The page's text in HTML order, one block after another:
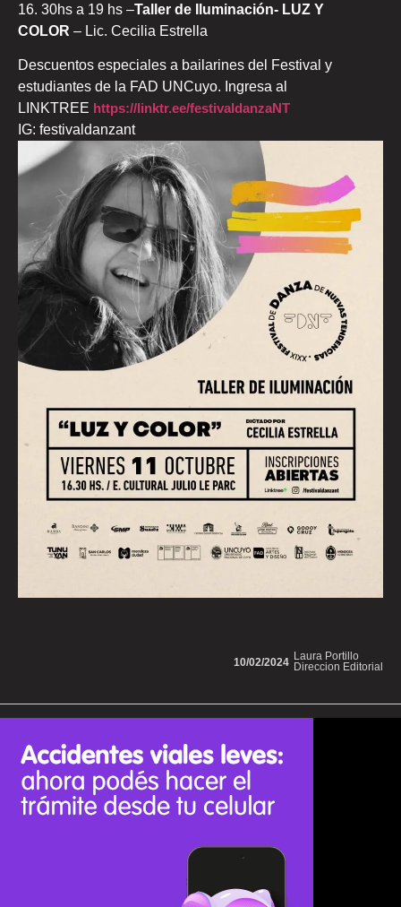
16. 30hs a 19 hs –Taller de Iluminación- LUZ Y
COLOR – Lic. Cecilia Estrella
Descuentos especiales a bailarines del Festival y
estudiantes de la FAD UNCuyo. Ingresa al
LINKTREE https://linktr.ee/festivaldanzaNT
IG: festivaldanzant
Laura Portillo
Direccion Editorial
10/02/2024